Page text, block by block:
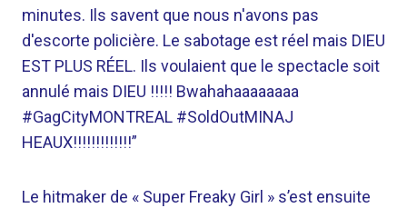
minutes. Ils savent que nous n'avons pas
d'escorte policière. Le sabotage est réel mais DIEU
EST PLUS RÉEL. Ils voulaient que le spectacle soit
annulé mais DIEU !!!!! Bwahahaaaaaaaa
#GagCityMONTREAL #SoldOutMINAJ
HEAUX!!!!!!!!!!!!!”
Le hitmaker de « Super Freaky Girl » s’est ensuite